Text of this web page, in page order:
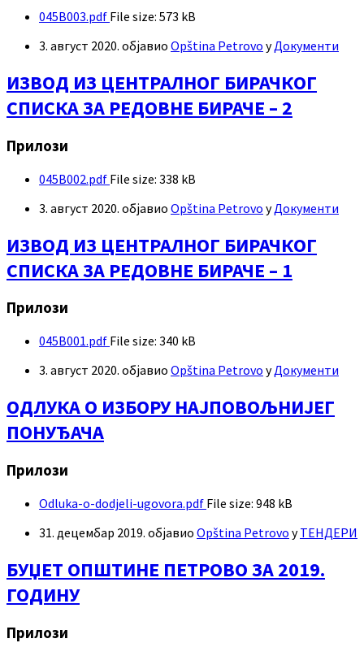
045B003.pdf File size: 573 kB
3. август 2020. објавио Opština Petrovo уДокументи
ИЗВОД ИЗ ЦЕНТРАЛНОГ БИРАЧКОГ
СПИСКА ЗА РЕДОВНЕ БИРАЧЕ – 2
Прилози
045B002.pdf File size: 338 kB
3. август 2020. објавио Opština Petrovo уДокументи
ИЗВОД ИЗ ЦЕНТРАЛНОГ БИРАЧКОГ
СПИСКА ЗА РЕДОВНЕ БИРАЧЕ – 1
Прилози
045B001.pdf File size: 340 kB
3. август 2020. објавио Opština Petrovo уДокументи
ОДЛУКА О ИЗБОРУ НАЈПОВОЉНИЈЕГ
ПОНУЂАЧА
Прилози
Odluka-o-dodjeli-ugovora.pdf File size: 948 kB
31. децембар 2019. објавио Opština Petrovo уТЕНДЕРИ
БУЏЕТ ОПШТИНЕ ПЕТРОВО ЗА 2019.
ГОДИНУ
Прилози